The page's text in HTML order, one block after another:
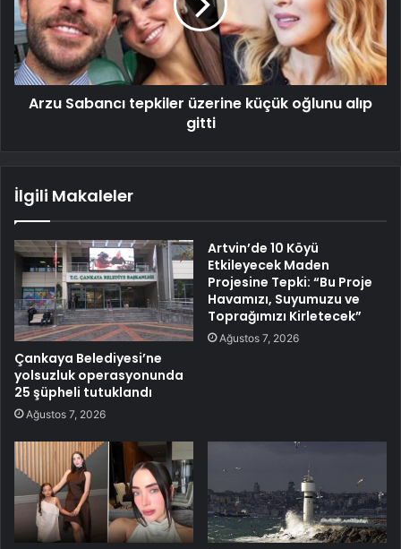
Arzu Sabancı tepkiler üzerine küçük oğlunu alıp
gitti
İlgili Makaleler
Çankaya Belediyesi’ne
yolsuzluk operasyonunda
25 şüpheli tutuklandı
Ağustos 7, 2026
Artvin’de 10 Köyü
Etkileyecek Maden
Projesine Tepki: “Bu Proje
Havamızı, Suyumuzu ve
Toprağımızı Kirletecek”
Ağustos 7, 2026